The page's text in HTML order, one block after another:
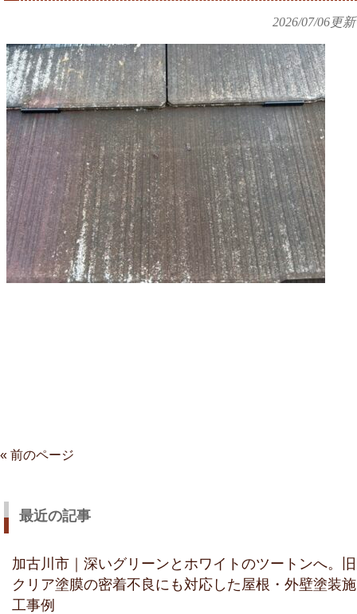
2026/07/06更新
« 前のページ
最近の記事
加古川市｜深いグリーンとホワイトのツートンへ。旧
クリア塗膜の密着不良にも対応した屋根・外壁塗装施
工事例